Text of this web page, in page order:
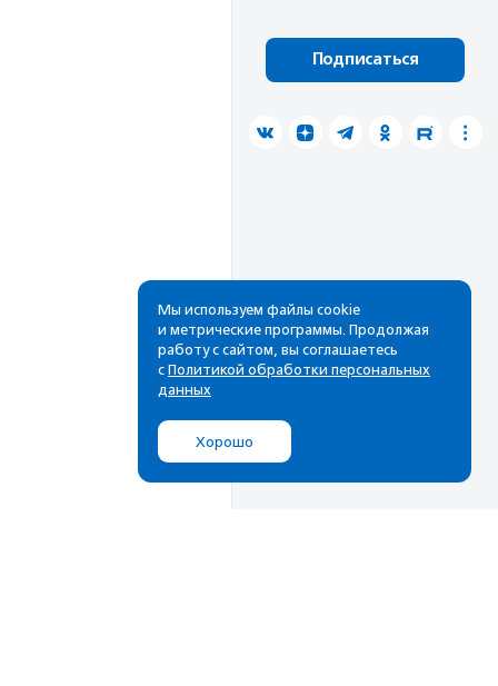
Подписаться
Мы используем файлы cookie
и метрические программы. Продолжая
работу с сайтом, вы соглашаетесь
с Политикой обработки персональных
данных
Хорошо